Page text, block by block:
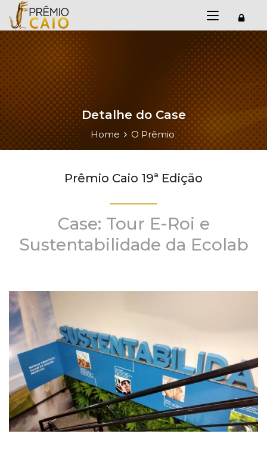
Detalhe do Case
Home O Prêmio
Prêmio Caio 19ª Edição
Case: Tour E-Roi e
Sustentabilidade da Ecolab